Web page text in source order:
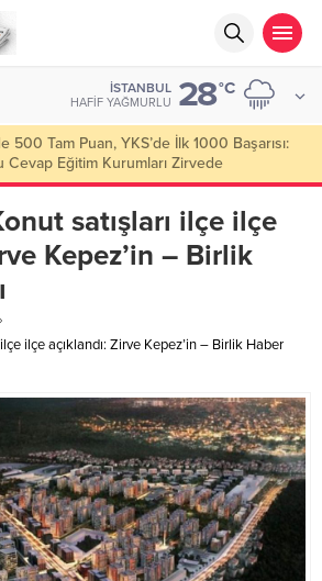
İSTANBUL
HAFIF YAĞMURLU 28°C
500 Tam Puan, YKS’de İlk 1000 Başarısı:
Cevap Eğitim Kurumları Zirvede
satışları ilçe ilçe
Kepez’in – Birlik
ilçe açıklandı: Zirve Kepez’in – Birlik Haber